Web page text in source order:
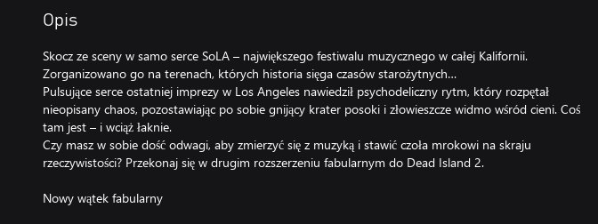
Opis
Skocz ze sceny w samo serce SoLA – największego festiwalu muzycznego w całej Kalifornii.
Zorganizowano go na terenach, których historia sięga czasów starożytnych…
Pulsujące serce ostatniej imprezy w Los Angeles nawiedził psychodeliczny rytm, który rozpętał
nieopisany chaos, pozostawiając po sobie gnijący krater posoki i złowieszcze widmo wśród cieni. Coś
tam jest – i wciąż łaknie.
Czy masz w sobie dość odwagi, aby zmierzyć się z muzyką i stawić czoła mrokowi na skraju
rzeczywistości? Przekonaj się w drugim rozszerzeniu fabularnym do Dead Island 2.
Nowy wątek fabularny